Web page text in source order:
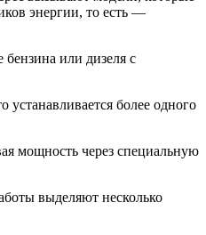
энергии, то есть —
бензина или дизеля с
более одного
мощность через специальную
выделяют несколько